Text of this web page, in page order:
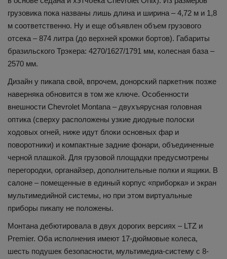
грузовика пока названы лишь длина и ширина – 4,72 м и 1,8
м соответственно. Ну и еще объявлен объем грузового
отсека – 874 литра (до верхней кромки бортов). Габариты
бразильского Трэкера: 4270/1627/1791 мм, колесная база –
2570 мм.
Дизайн у пикапа свой, впрочем, донорский паркетник позже
наверняка обновится в том же ключе. Особенности
внешности Chevrolet Montana – двухъярусная головная
оптика (сверху расположены узкие диодные полоски
ходовых огней, ниже идут блоки основных фар и
поворотники) и компактные задние фонари, объединенные
черной плашкой. Для грузовой площадки предусмотрены
перегородки, органайзер, дополнительные полки и ящики. В
салоне – помещенные в единый корпус «приборка» и экран
мультимедийной системы, но при этом виртуальные
приборы пикапу не положены.
Монтана дебютировала в двух дорогих версиях – LTZ и
Premier. Оба исполнения имеют 17-дюймовые колеса,
шесть подушек безопасности, мультимедиа-систему с 8-